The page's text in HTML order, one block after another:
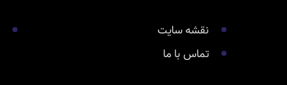
نقشه سایت
تماس با ما